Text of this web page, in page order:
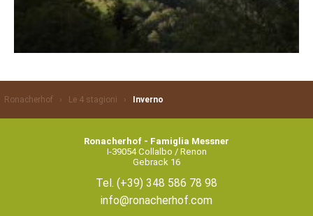
Ronacherhof › Le 4 stagioni › Inverno
Ronacherhof - Famiglia Messner
I-39054 Collalbo / Renon
Gebrack 16
Tel. (+39) 348 586 78 98
info@ronacherhof.com